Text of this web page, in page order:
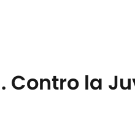
Contro la